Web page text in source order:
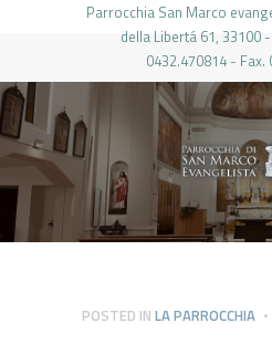
Parrocchia San Marco
della Libertá 61, 33100
0432.470814 - Fax.
PARROCCHIA DI
HOME
LA PARROCCHIA
IL PARROCO
LE ATTIVITÀ
PIERABECH
POSTED IN LA PARROCCHIA